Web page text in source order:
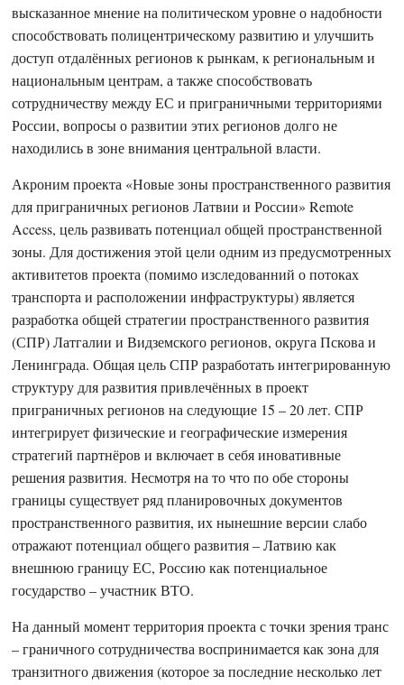
высказанное мнение на политическом уровне о надобности
способствовать полицентрическому развитию и улучшить
доступ отдалённых регионов к рынкам, к региональным и
национальным центрам, а также способствовать
сотрудничеству между ЕС и приграничными территориями
России, вопросы о развитии этих регионов долго не
находились в зоне внимания центральной власти.
Акроним проекта «Новые зоны пространственного развития
для приграничных регионов Латвии и России» Remote
Access, цель развивать потенциал общей пространственной
зоны. Для достижения этой цели одним из предусмотренных
активитетов проекта (помимо изследованний о потоках
транспорта и расположении инфраструктуры) является
разработка общей стратегии пространственного развития
(СПР) Латгалии и Видземского регионов, округа Пскова и
Ленинграда. Общая цель СПР разработать интегрированную
структуру для развития привлечённых в проект
приграничных регионов на следующие 15 – 20 лет. СПР
интегрирует физические и географические измерения
стратегий партнёров и включает в себя иновативные
решения развития. Несмотря на то что по обе стороны
границы существует ряд планировочных документов
пространственного развития, их нынешние версии слабо
отражают потенциал общего развития – Латвию как
внешнюю границу ЕС, Россию как потенциальное
государство – участник ВТО.
На данный момент территория проекта с точки зрения транс
– граничного сотрудничества воспринимается как зона для
транзитного движения (которое за последние несколько лет